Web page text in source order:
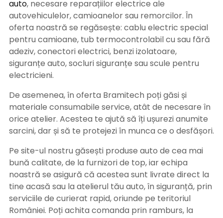
auto, necesare reparațiilor electrice ale
autovehiculelor, camioanelor sau remorcilor. În
oferta noastră se regăsește: cablu electric special
pentru camioane, tub termocontrolabil cu sau fără
adeziv, conectori electrici, benzi izolatoare,
siguranțe auto, socluri siguranțe sau scule pentru
electricieni.
De asemenea, în oferta Bramitech poți găsi și
materiale consumabile service, atât de necesare în
orice atelier. Acestea te ajută să îți ușurezi anumite
sarcini, dar și să te protejezi în munca ce o desfășori.
Pe site-ul nostru găsești produse auto de cea mai
bună calitate, de la furnizori de top, iar echipa
noastră se asigură că acestea sunt livrate direct la
tine acasă sau la atelierul tău auto, în siguranță, prin
serviciile de curierat rapid, oriunde pe teritoriul
României. Poți achita comanda prin ramburs, la